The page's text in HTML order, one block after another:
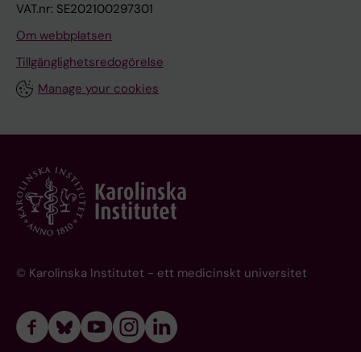
VAT.nr: SE202100297301
Om webbplatsen
Tillgänglighetsredogörelse
Manage your cookies
© Karolinska Institutet - ett medicinskt universitet